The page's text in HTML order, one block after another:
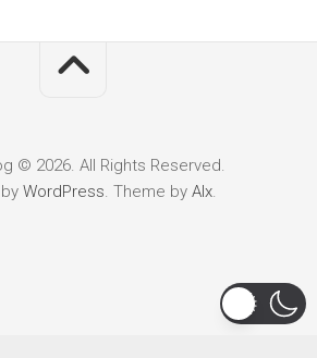
© 2026. All Rights Reserved.
WordPress. Theme by Alx.